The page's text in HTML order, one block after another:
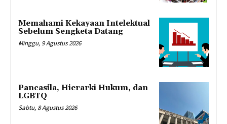
Memahami Kekayaan Intelektual
Sebelum Sengketa Datang
Minggu, 9 Agustus 2026
Pancasila, Hierarki Hukum, dan
LGBTQ
Sabtu, 8 Agustus 2026